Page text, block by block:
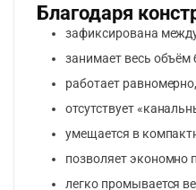
Благодаря
зафиксирована
занимает весь объём
работает
отсутствует
умещается в
позволяет экономно
легко промывается